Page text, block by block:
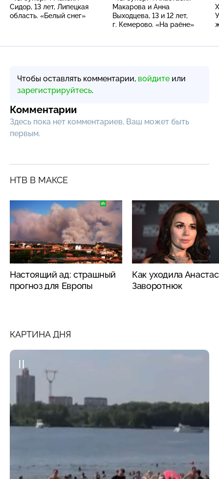
Сидор, 13 лет, Липецкая
область. «Белый снег»
Макарова и Анна
Выходцева, 13 и 12 лет,
г. Кемерово. «На раёне»
Чтобы оставлять комментарии, войдите или
зарегистрируйтесь.
Комментарии
Здесь пока нет комментариев, Ваш может быть
первым.
НТВ В МАКСЕ
Настоящий ад: страшный
прогноз для Европы
Как уходила
Заворотнюк
КАРТИНА ДНЯ